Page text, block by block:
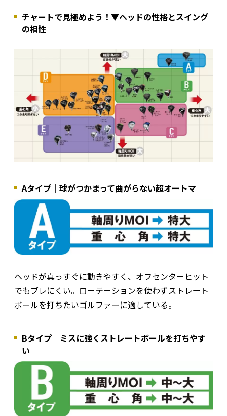
チャートで見極めよう！▼ヘッドの性格とスイング
の相性
Aタイプ｜球がつかまって曲がらない超オートマ
ヘッドが真っすぐに動きやすく、オフセンターヒット
でもブレにくい。ローテーションを使わずストレート
ボールを打ちたいゴルファーに適している。
Bタイプ｜ミスに強くストレートボールを打ちやす
い